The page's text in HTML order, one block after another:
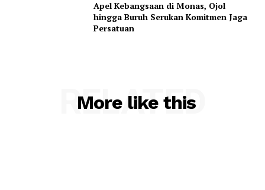
Apel Kebangsaan di Monas, Ojol
hingga Buruh Serukan Komitmen Jaga
Persatuan
More like this
RELATED